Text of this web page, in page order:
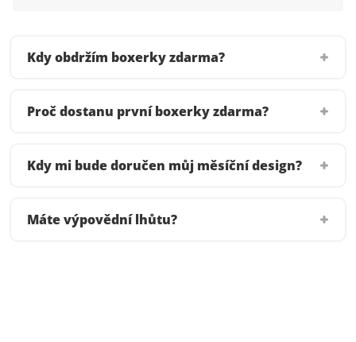
Kdy obdržím boxerky zdarma?
Proč dostanu první boxerky zdarma?
Kdy mi bude doručen můj měsíční design?
Máte výpovědní lhůtu?